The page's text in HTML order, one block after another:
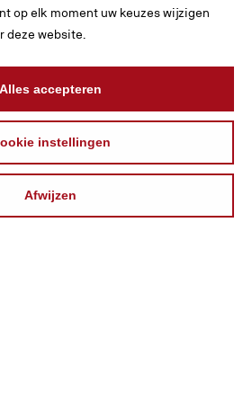
ZOEKEN VERGELIJKEN ONTDEKKEN
op elk moment uw keuzes wijzigen
deze website.
Alles accepteren
instellingen
Afwijzen